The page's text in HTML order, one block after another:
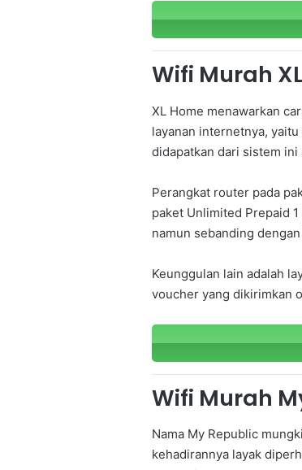
Wifi Murah
XL Home menawarkan
layanan internetnya,
didapatkan dari sistem ini
Perangkat router pada
paket Unlimited Prepaid
namun sebanding
Keunggulan lain adalah
voucher yang dikirimkan
Wifi Murah
Nama My Republic
kehadirannya layak